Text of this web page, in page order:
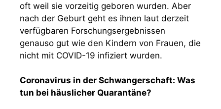
oft weil sie vorzeitig geboren wurden. Aber
nach der Geburt geht es ihnen laut derzeit
verfügbaren Forschungsergebnissen
genauso gut wie den Kindern von Frauen, die
nicht mit COVID-19 infiziert wurden.
Coronavirus in der Schwangerschaft: Was
tun bei häuslicher Quarantäne?